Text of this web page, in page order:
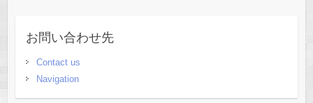
お問い合わせ先
Contact us
Navigation